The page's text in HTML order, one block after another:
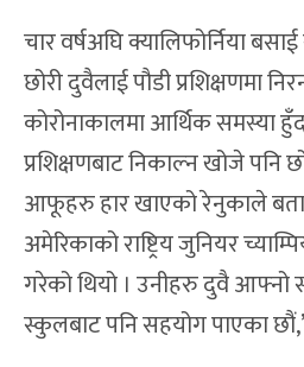
चार वर्षअघि क्यालिफोर्निया
छोरी दुवैलाई पौडी प्रशिक्षणमा
कोरोनाकालमा आर्थिक समस्या
प्रशिक्षणबाट निकाल्न खोजे पनि
आफूहरु हार खाएको रेनुकाले
अमेरिकाको राष्ट्रिय जुनियर
गरेको थियो । उनीहरु दुवै आफ्नो
स्कुलबाट पनि सहयोग पाएका